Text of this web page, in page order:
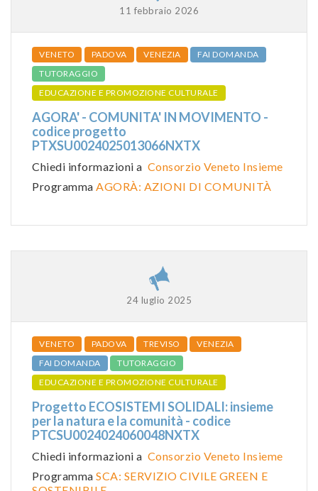
11 febbraio 2026
VENETO PADOVA VENEZIA
FAI DOMANDA
TUTORAGGIO
EDUCAZIONE E PROMOZIONE CULTURALE
AGORA' - COMUNITA' IN MOVIMENTO -
codice progetto
PTXSU0024025013066NXTX
Chiedi informazioni a Consorzio Veneto Insieme
Programma AGORÀ: AZIONI DI COMUNITÀ
24 luglio 2025
VENETO PADOVA TREVISO
VENEZIA
FAI DOMANDA
TUTORAGGIO
EDUCAZIONE E PROMOZIONE CULTURALE
Progetto ECOSISTEMI SOLIDALI: insieme
per la natura e la comunità - codice
PTCSU0024024060048NXTX
Chiedi informazioni a Consorzio Veneto Insieme
Programma SCA: SERVIZIO CIVILE GREEN E